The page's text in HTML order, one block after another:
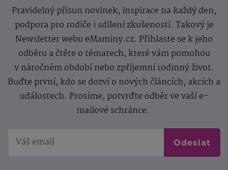
Pravidelný přísun novinek, inspirace na každý den,
podpora pro rodiče i sdílení zkušeností. Takový je
Newsletter webu eMaminy.cz. Přihlaste se k jeho
odběru a čtěte o tématech, které vám pomohou
v náročném období nebo zpříjemní rodinný život.
Buďte první, kdo se dozví o nových článcích, akcích a
událostech. Prosíme, potvrďte odběr ve vaší e-
mailové schránce.
Odeslat